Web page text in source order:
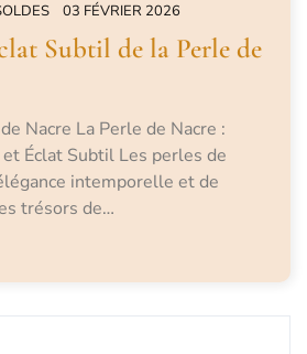
03 FÉVRIER 2026
Subtil de la Perle de
Nacre La Perle de Nacre :
Éclat Subtil Les perles de
intemporelle et de
trésors de…